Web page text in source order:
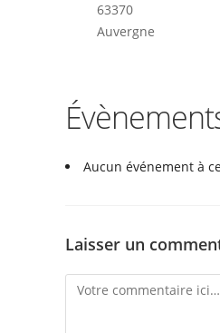
63370
Auvergne
Aucun événement à
Laisser un